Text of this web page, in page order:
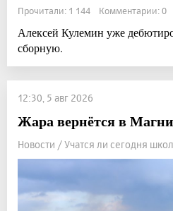
Прочитали: 1 144 Комментарии: 0
Алексей Кулемин уже
сборную.
12:30, 5 авг 2026
Жара вернётся в
Новости / Учатся ли сегодня